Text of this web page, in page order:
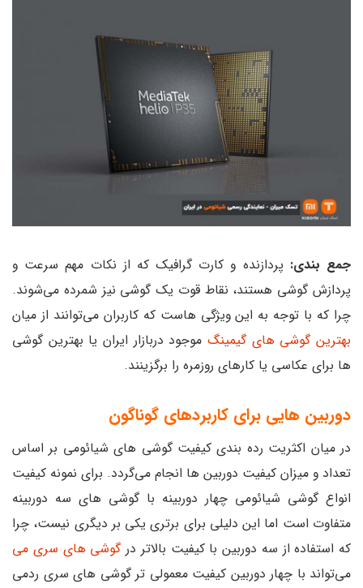
جمع بندی: پردازنده و کارت گرافیک که از نکات مهم سرعت و
پردازش گوشی هستند، نقاط قوت یک گوشی نیز شمرده می‌شوند.
چرا که با توجه به این ویژگی هاست که کاربران می‌توانند از میان
بهترین گوشی های گیمینگ موجود دربازار ایران یا بهترین گوشی
ها برای عکاسی یا کارهای روزمره را برگزینند.
دوربین هایی برای کاربردهای گوناگون
در میان اکثریت رده بندی کیفیت گوشی های شیائومی بر اساس
تعداد و میزان کیفیت دوربین ها انجام می‌گردد. برای نمونه کیفیت
انواع گوشی شیائومی چهار دوربینه با گوشی های سه دوربینه
متفاوت است اما این دلیلی برای برتری یکی بر دیگری نیست، چرا
که استفاده از سه دوربین با کیفیت بالاتر در گوشی های سری می
می‌تواند با چهار دوربین کیفیت معمولی تر گوشی های سری ردمی